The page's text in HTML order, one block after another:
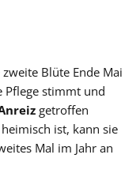
Blüte Ende Mai
Pflege stimmt und
getroffen
ist, kann sie
Mal im Jahr an